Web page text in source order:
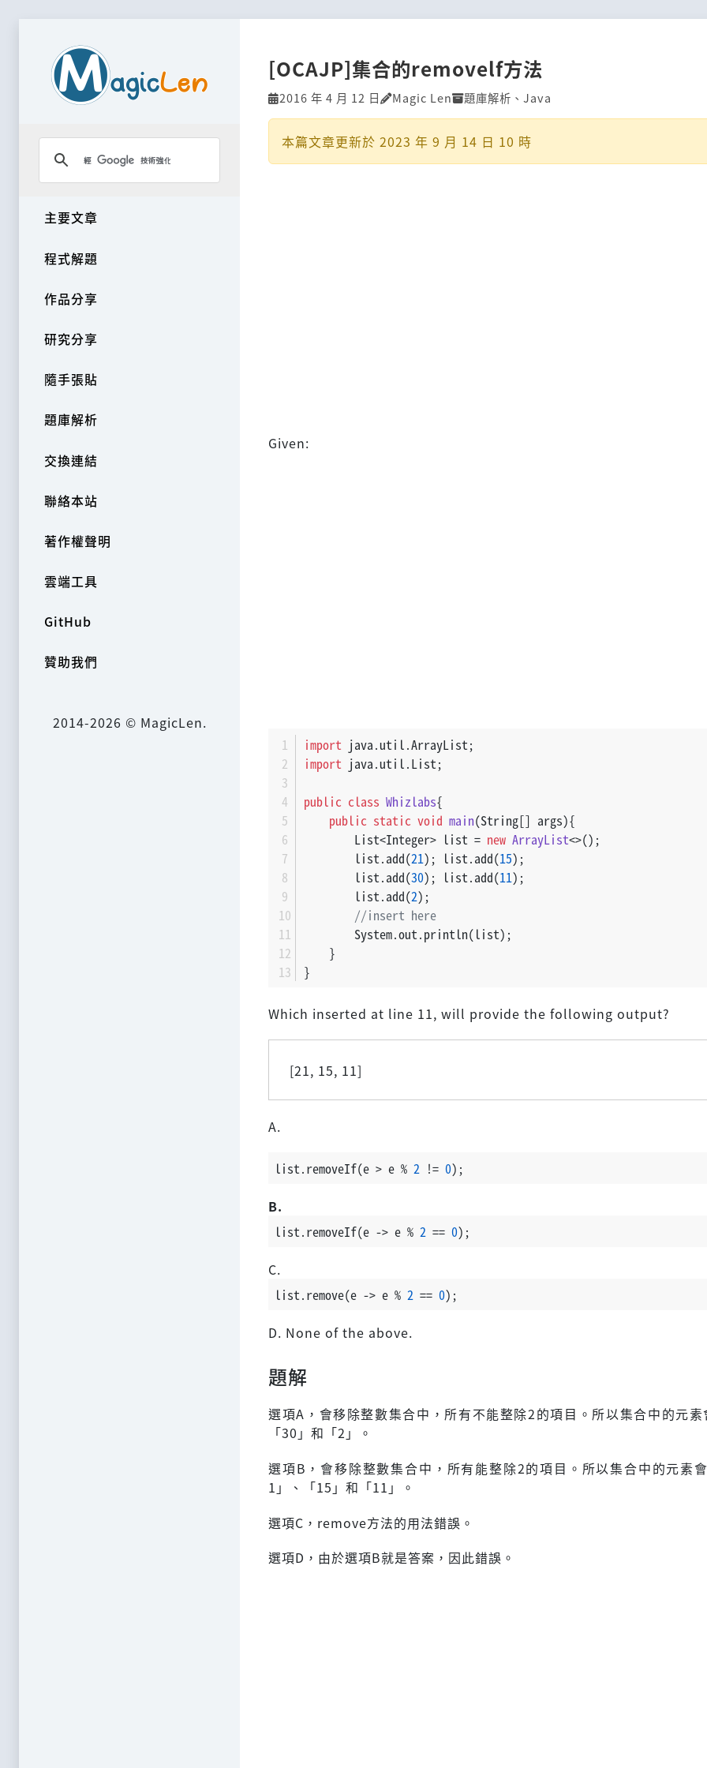
主要文章
程式解題
作品分享
研究分享
隨手張貼
題庫解析
交換連結
聯絡本站
著作權聲明
雲端工具
GitHub
贊助我們
2014-2026 © MagicLen.
[OCAJP]集合的removelf方法
2016 年 4 月 12 日 Magic Len 題庫解析 、 Java
本篇文章更新於 2023 年 9 月 14 日 10 時
Given:
import java.util.ArrayList;
import java.util.List;
public class Whizlabs{
public static void main(String[] args){
        List<Integer> list =
new ArrayList<>();
        list.add(
21); list.add(15);
        list.add(
30); list.add(11);
        list.add(
2);
//insert here
        System.out.println(list);
    }
}
Which inserted at line 11, will provide the following output?
[21, 15, 11]
A.
list.removeIf(e > e % 2 != 0);
B.
list.removeIf(e -> e % 2 == 0);
C.
list.remove(e -> e % 2 == 0);
D. None of the above.
題解
選項A，會移除整數集合中，所有不能整除2的項目。所以集合中的元
「30」和「2」。
選項B，會移除整數集合中，所有能整除2的項目。所以集合中的元素
1」、「15」和「11」。
選項C，remove方法的用法錯誤。
選項D，由於選項B就是答案，因此錯誤。